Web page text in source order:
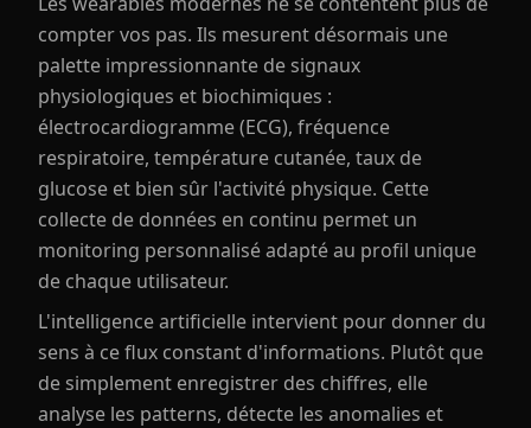
compter vos pas. Ils mesurent désormais une
palette impressionnante de signaux
physiologiques et biochimiques :
électrocardiogramme (ECG), fréquence
respiratoire, température cutanée, taux de
glucose et bien sûr l'activité physique. Cette
collecte de données en continu permet un
monitoring personnalisé adapté au profil unique
de chaque utilisateur.
L'intelligence artificielle intervient pour donner du
sens à ce flux constant d'informations. Plutôt que
de simplement enregistrer des chiffres, elle
analyse les patterns, détecte les anomalies et